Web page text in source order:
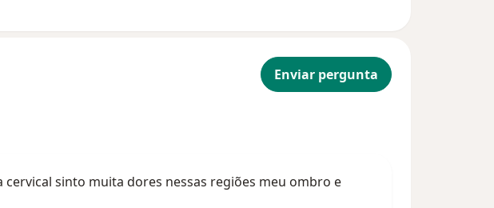
Enviar pergunta
sinto muita dores nessas regiões meu ombro e